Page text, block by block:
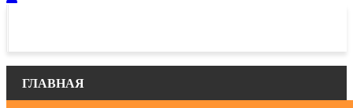
ГЛАВНАЯ